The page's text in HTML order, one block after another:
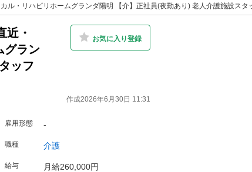
ル・リハビリホームグランダ陽明 【介】正社員(夜勤あり) 老人介護施設スタ
近・
グラン
ッフ
お気に入り登録
作成2026年6月30日 11:31
雇用形態 -
職種 介護
給与 月給260,000円